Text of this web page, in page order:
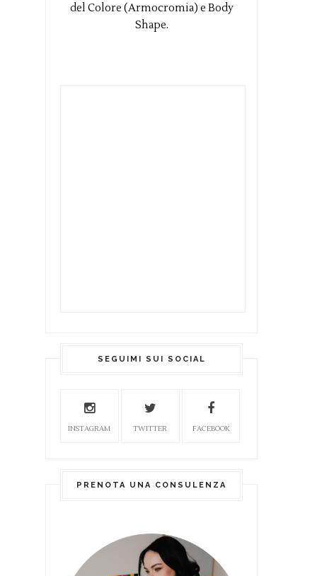
del Colore (Armocromia) e Body
Shape.
SEGUIMI SUI SOCIAL
INSTAGRAM TWITTER FACEBOOK
PRENOTA UNA CONSULENZA